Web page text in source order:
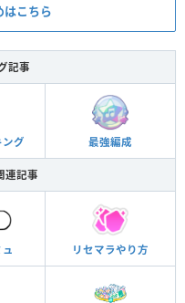
こちら
記事
グ 最強編成
連記事
リセマラやり方